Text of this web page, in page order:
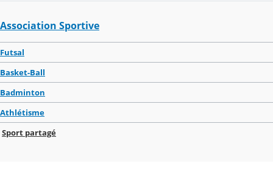
Association Sportive
Futsal
Basket-Ball
Badminton
Athlétisme
Sport partagé